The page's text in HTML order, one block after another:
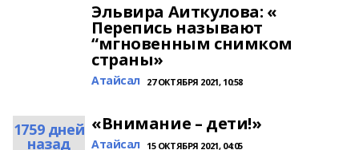
Эльвира Аиткулова: «
Перепись называют
“мгновенным снимком
страны»
Атайсал 27 ОКТЯБРЯ 2021, 10:58
1759 дней
назад
«Внимание – дети!»
Атайсал 15 ОКТЯБРЯ 2021, 04:05